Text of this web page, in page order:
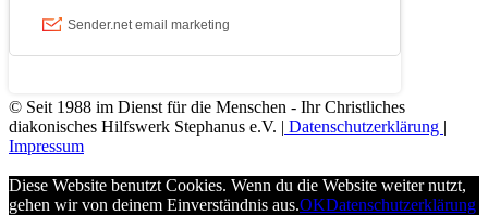
© Seit 1988 im Dienst für die Menschen - Ihr Christliches
diakonisches Hilfswerk Stephanus e.V. | Datenschutzerklärung |
Impressum
Diese Website benutzt Cookies. Wenn du die Website weiter nutzt,
gehen wir von deinem Einverständnis aus.OKDatenschutzerklärung